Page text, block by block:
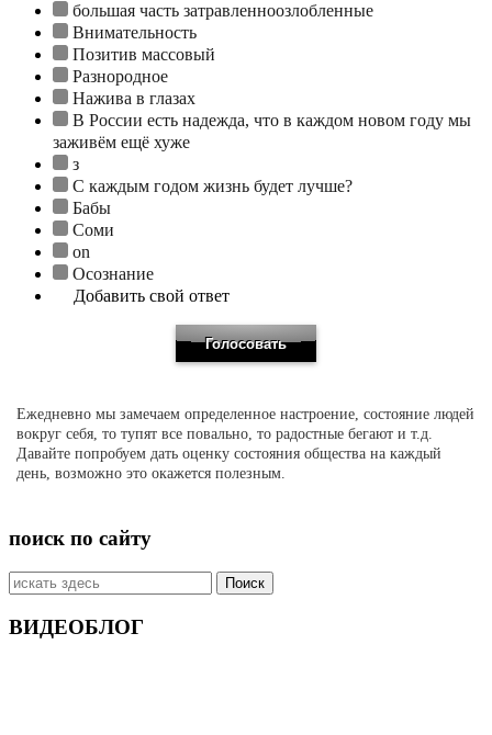
большая часть затравленноозлобленные
Внимательность
Позитив массовый
Разнородное
Нажива в глазах
В России есть надежда, что в каждом новом году мы
заживём ещё хуже
з
С каждым годом жизнь будет лучше?
Бабы
Соми
on
Осознание
Добавить свой ответ
Ежедневно мы замечаем определенное настроение, состояние людей
вокруг себя, то тупят все повально, то радостные бегают и т.д.
Давайте попробуем дать оценку состояния общества на каждый
день, возможно это окажется полезным.
поиск по сайту
Искать:
ВИДЕОБЛОГ